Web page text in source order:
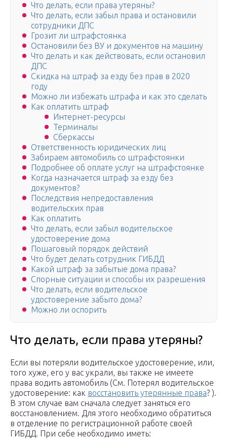
Что делать, если права утеряны?
Что делать, если забыл права и остановили
сотрудники ДПС
Грозит ли штрафстоянка
Остановили без ВУ и документов на машину
Что делать и как действовать, если остановил
ДПС
Скидка на штраф за езду без прав в 2020
году
Можно ли избежать штрафа и как это сделать
Как оплатить штраф
Интернет-ресурсы
Терминалы
Сберкассы
Ответственность юридических лиц
Забираем автомобиль со штрафстоянки
Подробнее об оплате услуг на штрафстоянке
Когда назначается штраф за езду без
документов?
Последствия непредоставления
водительских прав
Как оплатить
Что делать, если забыл водительское
удостоверение дома
Пошаговый порядок действий
Что будет делать сотрудник ГИБДД
Какой штраф за забытые дома права?
Спорные ситуации и способы их разрешения
Что делать, если водительское
удостоверение забыто дома?
Можно ли оспорить
Что делать, если права утеряны?
Если вы потеряли водительское удостоверение, или,
того хуже, его у вас украли, вы также не имеете
права водить автомобиль (См. Потерял водительское
удостоверение: как восстановить утерянные права? ).
В этом случае вам сначала следует заняться его
восстановлением. Для этого необходимо обратиться
в отделение по регистрационной работе своей
ГИБДД. При себе необходимо иметь: